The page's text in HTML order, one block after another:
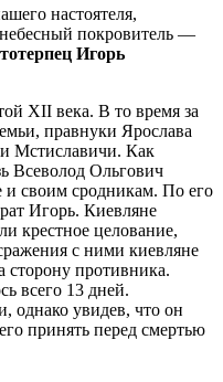
настоятеля,
покровитель —
Игорь
XII века. В то время за
правнуки Ярослава
Мстиславичи. Как
Всеволод Ольгович
и своим сродникам. По его
Игорь. Киевляне
крестное целование,
с ними киевляне
сторону противника.
всего 13 дней.
однако увидев, что он
принять перед смертью